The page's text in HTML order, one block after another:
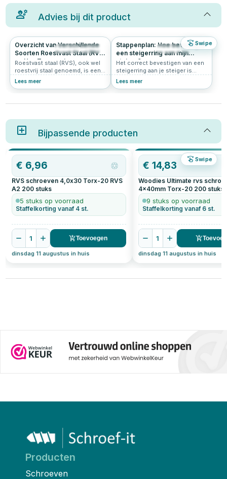
Advies bij dit product
Swipe
543 4.7
Overzicht van Verschillende
Soorten Roestvast Staal (RVS)
en Hun Toepassingen
Roestvast staal (RVS), ook wel
roestvrij staal genoemd, is een
verzamelnaam voor staalsoorten
worden geclassificeerd op
basis van hun metallurgische
legeringselementen die zijn
toegevoegd. In dit artikel lees je
alles over de verschillende
soorten RVS.
Lees meer
343 4.9
Stappenplan: Hoe bevestig ik
een steigerring aan mijn
steiger?
Het correct bevestigen van een
steigerring aan je steiger is
essentieel voor een veilige
is dit een klus die je eenvoudig
Lees meer
Bijpassende producten
Swipe
€ 6,96
RVS schroeven 4,0x30 Torx-20 RVS
A2 200 stuks
5 stuks op voorraad
Staffelkorting vanaf 4 st.
1 Toevoegen
dinsdag 11 augustus in huis
€14,83
Woodies Ultimate rvs
4x40mm Torx-20 200 stuks
9 stuks op voorraad
Staffelkorting vanaf 6 st.
1
dinsdag 11 augustus in huis
Producten
Schroeven